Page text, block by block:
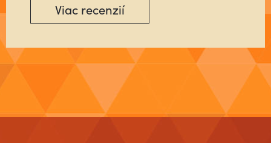
Viac recenzií